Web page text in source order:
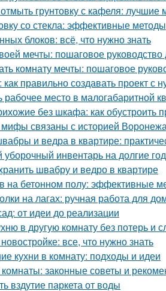
грунтовку с кафеля: лучшие
со стекла: эффективные методы
блоков: всё, что нужно знать
мечты: пошаговое
комнату мечты: пошаговое
правильно создавать проект с
рабочее место в малогабаритной
без шкафа: как обустроить
мифы связаны с историей
и ведра в квартире:
уборочный инвентарь на долгие
швабру и ведро в квартире
на бетонном полу: эффективные
на лагах: ручная работа для
от идеи до реализации
в другую комнату без потерь и
все, что нужно знать
кухни в комнату: подходы и идеи
законные советы и
вздутие паркета от воды